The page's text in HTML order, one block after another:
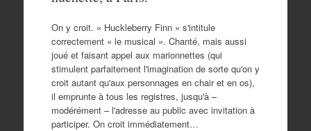
On y croit. « Huckleberry Finn » s'intitule
correctement « le musical ». Chanté, mais aussi
joué et faisant appel aux marionnettes (qui
stimulent parfaitement l'imagination de sorte qu'on y
croit autant qu'aux personnages en chair et en os),
il emprunte à tous les registres, jusqu'à –
modérément – l'adresse au public avec invitation à
participer. On croit immédiatement…